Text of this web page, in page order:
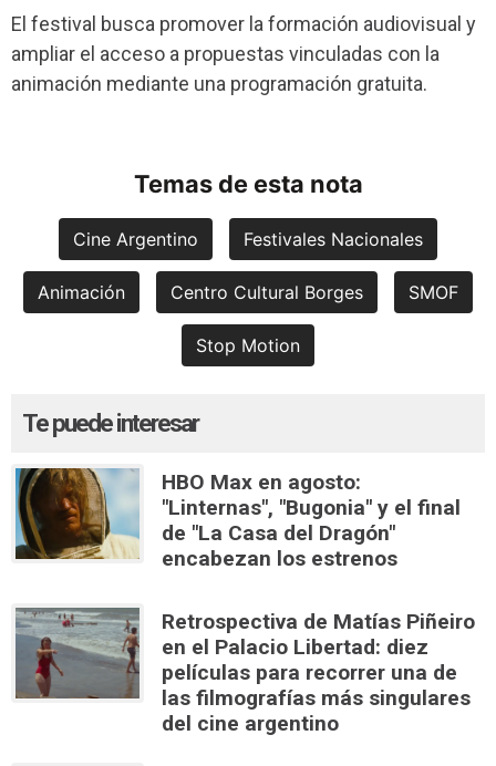
El festival busca promover la formación audiovisual y
ampliar el acceso a propuestas vinculadas con la
animación mediante una programación gratuita.
Temas de esta nota
Cine Argentino Festivales Nacionales
Animación Centro Cultural Borges SMOF
Stop Motion
Te puede interesar
HBO Max en agosto:
"Linternas", "Bugonia" y el final
de "La Casa del Dragón"
encabezan los estrenos
Retrospectiva de Matías Piñeiro
en el Palacio Libertad: diez
películas para recorrer una de
las filmografías más singulares
del cine argentino